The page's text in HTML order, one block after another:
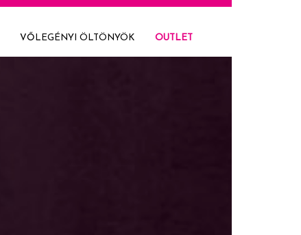
VŐLEGÉNYI ÖLTÖNYÖK OUTLET